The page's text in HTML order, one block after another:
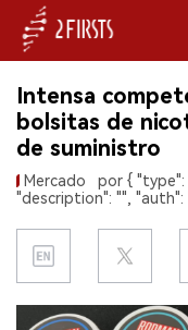
INICIO
EMPRESA
REGULACIÓN
CHINA
Intensa
bolsitas de
de suministro
Mercado
por { "type":
"description": "", "auth":